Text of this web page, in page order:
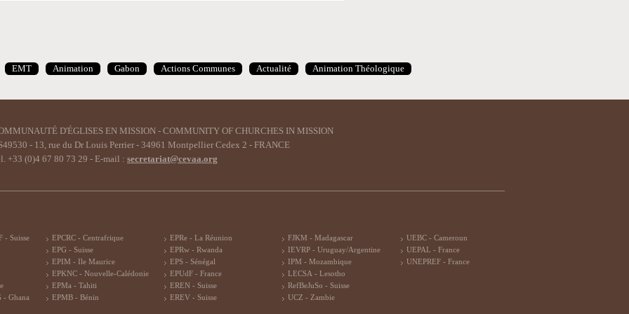
EMT Animation Gabon Actions Communes Actualité Animation Théologique
D'ÉGLISES EN MISSION - COMMUNITY OF CHURCHES IN MISSION
- 13, rue du Dr Louis Perrier - 34961 Montpellier Cedex 2 - FRANCE
+33 (0)4 67 80 73 29 - E-mail : secretariat@cevaa.org
- Suisse
- Ghana
EPCRC - Centrafrique
EPG - Suisse
EPIM - Ile Maurice
EPKNC - Nouvelle-Calédonie
EPMa - Tahiti
EPMB - Bénin
EPRe - La Réunion
EPRw - Rwanda
EPS - Sénégal
EPUdF - France
EREN - Suisse
EREV - Suisse
FJKM - Madagascar
IEVRP - Uruguay/Argentine
IPM - Mozambique
LECSA - Lesotho
RefBeJuSo - Suisse
UCZ - Zambie
UEBC - Cameroun
UEPAL - France
UNEPREF - France